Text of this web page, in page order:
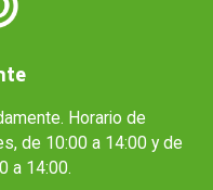
Horario de
de 10:00 a 14:00 y de
a 14:00.